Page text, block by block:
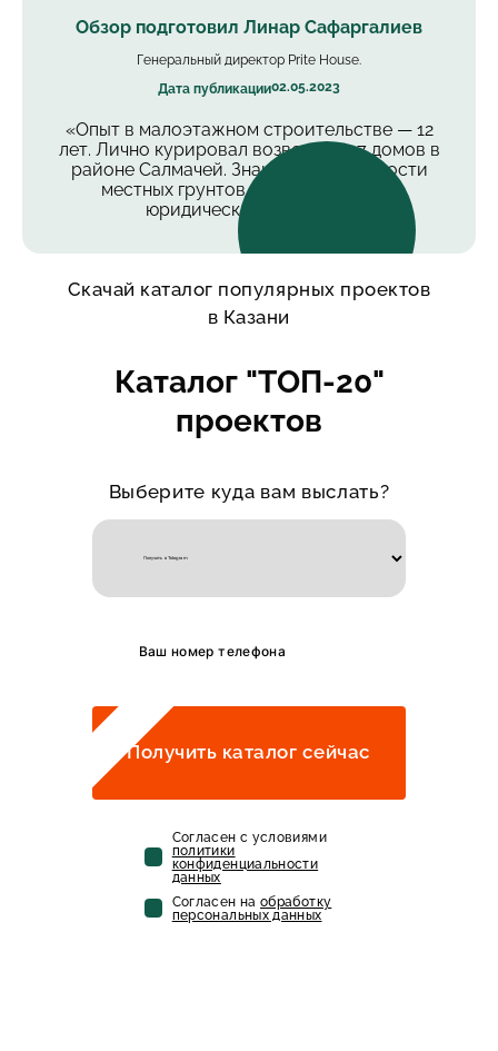
Обзор подготовил Линар Сафаргалиев
Генеральный директор Prite House.
Дата публикации02.05.2023
«Опыт в малоэтажном строительстве — 12
лет. Лично курировал возведение 7 домов в
районе Салмачей. Знаю все особенности
местных грунтов, коммуникаций и
юридических нюансов».
Скачай каталог популярных проектов
в Казани
Каталог "ТОП-20"
проектов
Выберите куда вам выслать?
Получить каталог сейчас
Cогласен с условиями
политики
конфиденциальности
данных
Cогласен наобработку
персональных данных